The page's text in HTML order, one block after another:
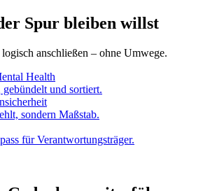
Spur bleiben willst
anschließen – ohne Umwege.
Health
und sortiert.
sondern Maßstab.
für Verantwortungsträger.